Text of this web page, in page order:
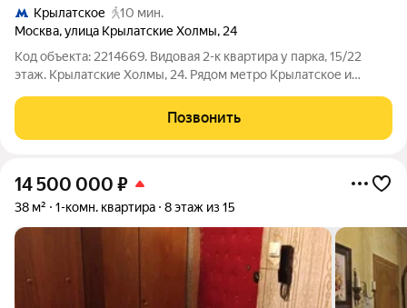
Крылатское
10 мин.
Москва,улица Крылатские Холмы, 24
Код объекта: 2214669. Видовая 2-к квартира у парка, 15/22
этаж. Крылатские Холмы, 24. Рядом метро Крылатское и
квартира в престижном районе Крылатское (ЗАО).
Позвонить
14 500 000 ₽
38 м² 1-комн. квартира 8 этаж из 15